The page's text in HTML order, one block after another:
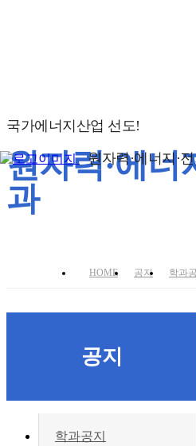
원자력·에너지·
국가에너지산업 선도!
원자력·에너
과
HOME 공지 학과
공지
학과공지